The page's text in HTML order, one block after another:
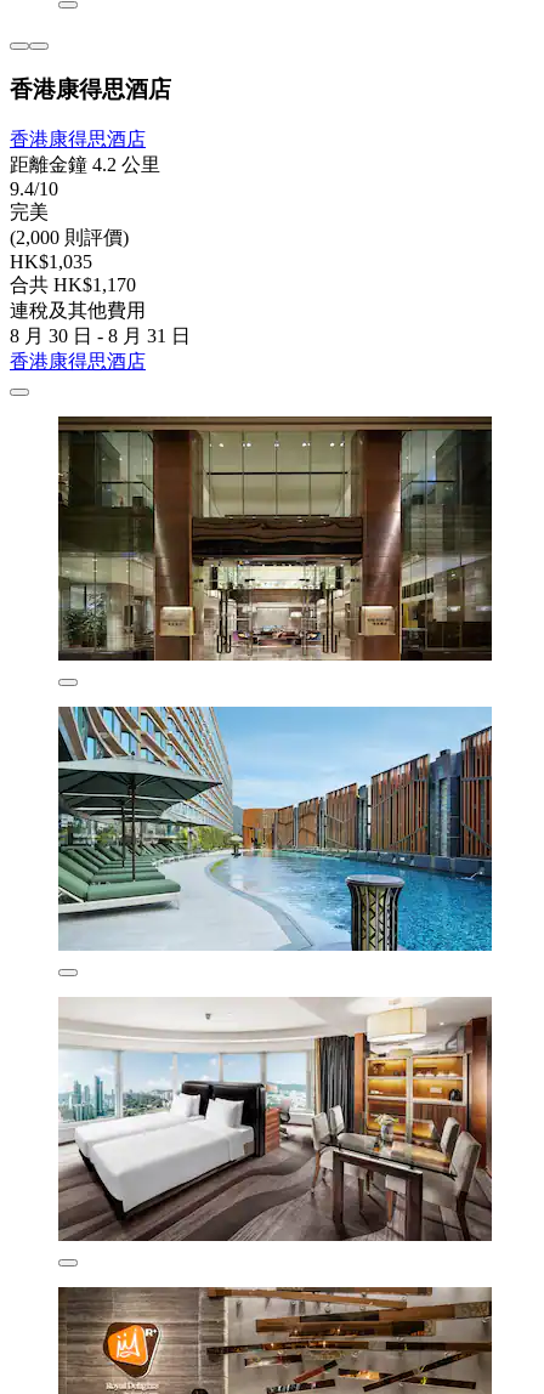
香港康得思酒店
香港康得思酒店
距離金鐘 4.2 公里
9.4/10
完美
(2,000 則評價)
HK$1,035
合共 HK$1,170
連稅及其他費用
8 月 30 日 - 8 月 31 日
香港康得思酒店